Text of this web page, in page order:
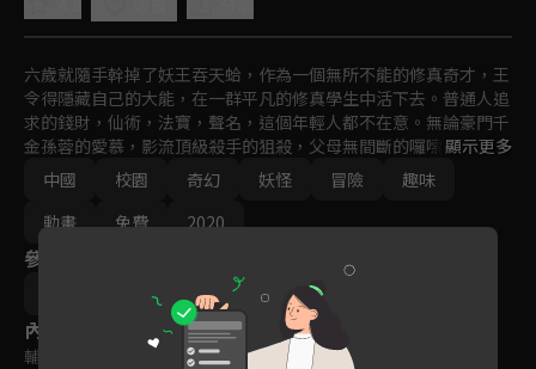
六歲就隨手幹掉了妖王吞天蛤，作為一個無所不能的修真奇才，王
令得隱藏自己的大能，在一群平凡的修真學生中活下去。普通人追
求的錢財，仙術，法寶，聲名，這個年輕人都不在意。無論豪門千
金孫蓉的愛慕，影流頂級殺手的狙殺，父母無間斷的囉嗦，都無法
阻止他對乾脆麵的追求。這樣的他，和四個隊友一起在論劍比賽中
遭遇豪門高校的挑戰，而之前暗殺失敗的影流魔女教主江流影也不
放棄的摻合了進來。王令會碾壓對手？還是低調的躺倒裝死？
顯示更多
中國
校園 奇幻 妖怪 冒險
趣味
動畫
免費 2020
參與演員
內容標籤
輔導十五歲級